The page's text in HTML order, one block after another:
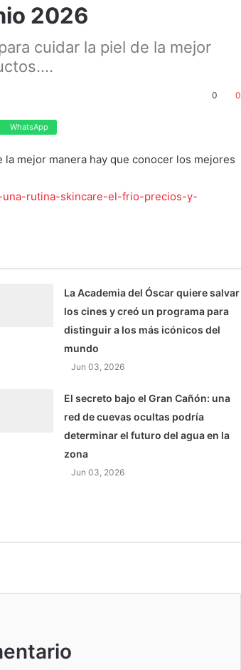
2026
cuidar la piel de la mejor
0 0
WhatsApp
mejor manera hay que conocer los mejores
una-rutina-skincare-el-frio-precios-y-
La Academia del Óscar quiere salvar
los cines y creó un programa para
distinguir a los más icónicos del
mundo
Jun 03, 2026
El secreto bajo el Gran Cañón: una
red de cuevas ocultas podría
determinar el futuro del agua en la
zona
Jun 03, 2026